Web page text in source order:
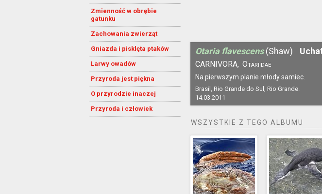
Zmienność w obrębie
gatunku
Zachowania zwierząt
Gniazda i pisklęta ptaków
Larwy owadów
Przyroda jest piękna
O przyrodzie inaczej
Przyroda i człowiek
Otaria flavescens (Shaw)
CARNIVORA, Otariidae
Na pierwszym planie młody samiec.
Brasil, Rio Grande do Sul, Rio Grande.
14.03.2011
WSZYSTKIE Z TEGO ALBUMU